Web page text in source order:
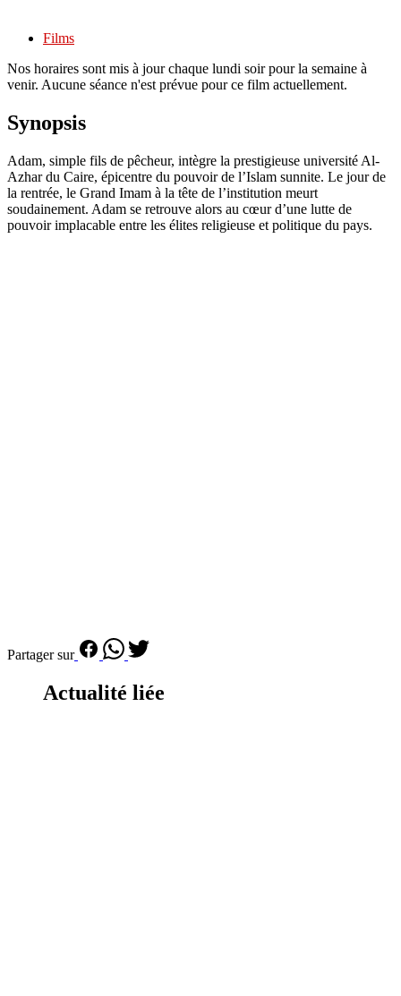
Films
Nos horaires sont mis à jour chaque lundi soir pour la semaine à
venir. Aucune séance n'est prévue pour ce film actuellement.
Synopsis
Adam, simple fils de pêcheur, intègre la prestigieuse université Al-
Azhar du Caire, épicentre du pouvoir de l’Islam sunnite. Le jour de
la rentrée, le Grand Imam à la tête de l’institution meurt
soudainement. Adam se retrouve alors au cœur d’une lutte de
pouvoir implacable entre les élites religieuse et politique du pays.
Partager sur
Actualité liée